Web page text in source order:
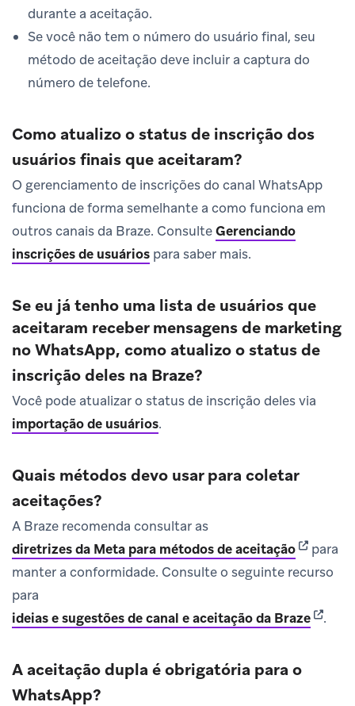
durante a aceitação.
Se você não tem o número do usuário final, seu
método de aceitação deve incluir a captura do
número de telefone.
Como atualizo o status de inscrição dos
usuários finais que aceitaram?
O gerenciamento de inscrições do canal WhatsApp
funciona de forma semelhante a como funciona em
outros canais da Braze. ConsulteGerenciando
inscrições de usuários para saber mais.
Se eu já tenho uma lista de usuários que
aceitaram receber mensagens de marketing
no WhatsApp, como atualizo o status de
inscrição deles na Braze?
Você pode atualizar o status de inscrição deles via
importação de usuários.
Quais métodos devo usar para coletar
aceitações?
A Braze recomenda consultar as
diretrizes da Meta para métodos de aceitação(opens
para
manter a conformidade. Consulte o seguinte recurso
para
ideias e sugestões de canal e aceitação da Braze
.
A aceitação dupla é obrigatória para o
WhatsApp?